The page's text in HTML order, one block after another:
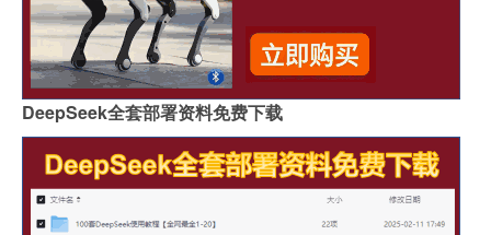
DeepSeek全套部署资料免费下载